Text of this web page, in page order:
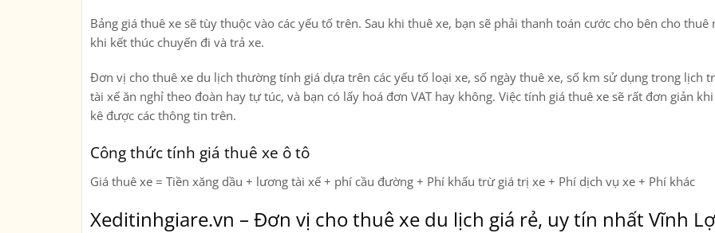
Bảng giá thuê xe sẽ tùy thuộc vào các yếu tố trên. Sau khi thuê xe, bạn sẽ phải thanh toán cước cho bên cho thuê
khi kết thúc chuyến đi và trả xe.
Đơn vị cho thuê xe du lịch thường tính giá dựa trên các yếu tố loại xe, số ngày thuê xe, số km sử dụng trong lịch
tài xế ăn nghỉ theo đoàn hay tự túc, và bạn có lấy hoá đơn VAT hay không. Việc tính giá thuê xe sẽ rất đơn giản
kê được các thông tin trên.
Công thức tính giá thuê xe ô tô
Giá thuê xe = Tiền xăng dầu + lương tài xế + phí cầu đường + Phí khấu trừ giá trị xe + Phí dịch vụ xe + Phí khác
Xeditinhgiare.vn – Đơn vị cho thuê xe du lịch giá rẻ, uy tín nhất Vĩnh